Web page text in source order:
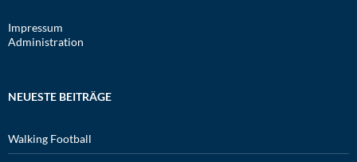
Impressum
Administration
NEUESTE BEITRÄGE
Walking Football